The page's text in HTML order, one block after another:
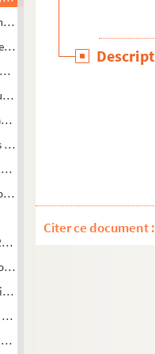
imprimeurs
de), préfet du Rhône
sur-Saône (Rhône)
de France à Lyon
peintre
de l'Hôtel-Dieu de
(Charles de), intendant de
de Lyon
(1853-1864)
à la Cour de Paris,
écrivain
d'Eugène Sue,
de)
Citer ce document :